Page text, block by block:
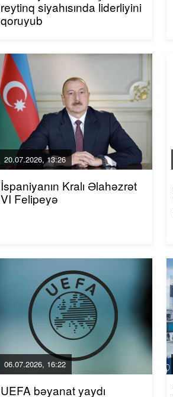
reytinq siyahısında liderliyini
qoruyub
20.07.2026, 13:26
İspaniyanın Kralı Əlahəzrət
VI Felipeyə
06.07.2026, 16:22
UEFA bəyanat yaydı